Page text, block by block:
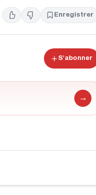
Enregistrer
S'abonner
→